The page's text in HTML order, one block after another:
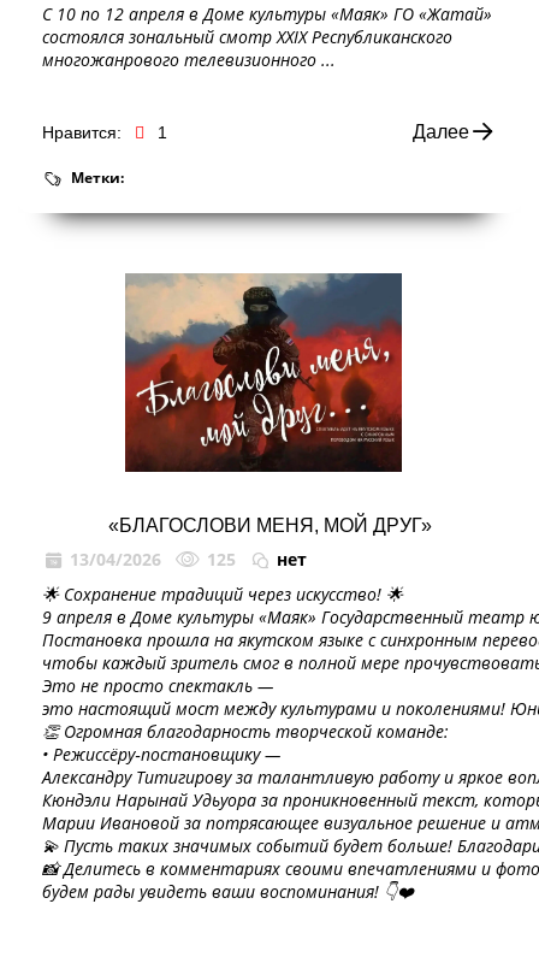
С 10 по 12 апреля в Доме культуры «Маяк» ГО «Жатай»
состоялся зональный смотр XXIX Республиканского
многожанрового телевизионного ...
Нравится: 1 Далее
Метки:
«БЛАГОСЛОВИ МЕНЯ, МОЙ ДРУГ»
13/04/2026 125
нет
🌟 Сохранение традиций через искусство! 🌟
9 апреля в Доме культуры «Маяк» Государственный театр
Постановка прошла на якутском языке с синхронным
чтобы каждый зритель смог в полной мере
Это не просто спектакль —
это настоящий мост между культурами и поколениями!
👏 Огромная благодарность творческой команде:
• Режиссёру‑постановщику —
Александру Титигирову за талантливую работу и яркое
Кюндэли Нарынай Удьуора за проникновенный текст,
Марии Ивановой за потрясающее визуальное решение и
💫 Пусть таких значимых событий будет больше!
📸 Делитесь в комментариях своими впечатлениями и
будем рады увидеть ваши воспоминания! 👇❤️